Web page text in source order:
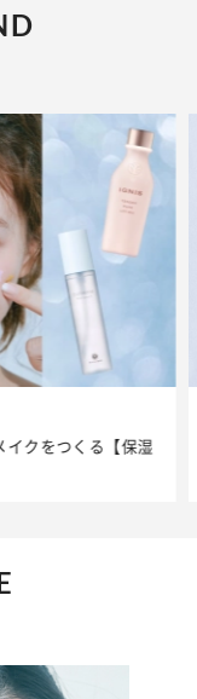
イクをつくる【保湿